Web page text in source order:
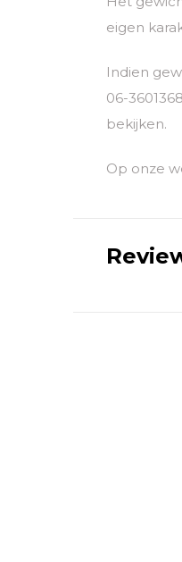
eigen
Indien
06-
bekijken.
Op onze